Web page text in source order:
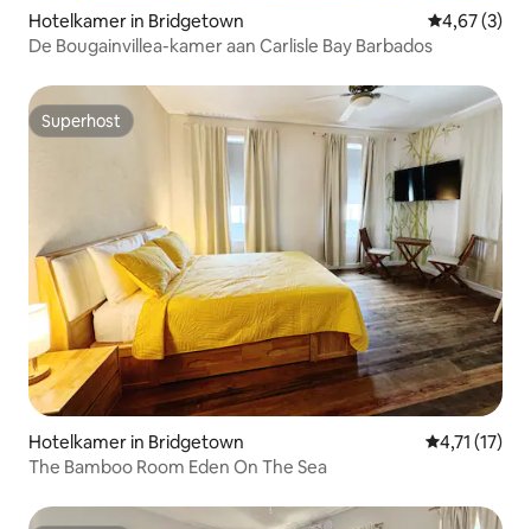
Hotelkamer in Bridgetown
4,67 (3)
De Bougainvillea-kamer aan Carlisle Bay Barbados
Superhost
Superhost
Hotelkamer in Bridgetown Gemiddelde
4,71 (17)
The Bamboo Room Eden On The Sea